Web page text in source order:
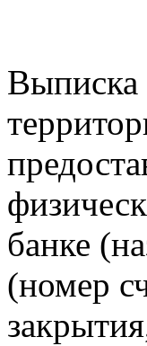
Выписка
банке
(номер